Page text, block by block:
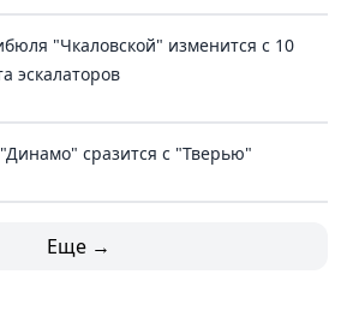
"Чкаловской" изменится с 10
эскалаторов
"Динамо" сразится с "Тверью"
Еще →